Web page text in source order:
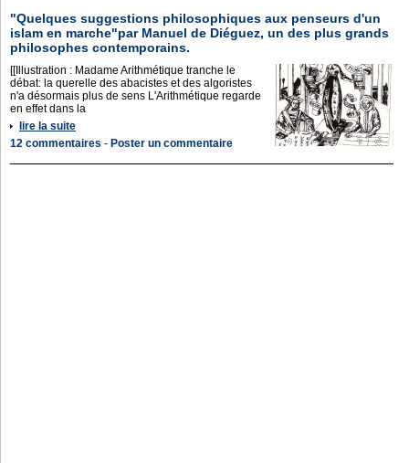
"Quelques suggestions philosophiques aux penseurs d'un
islam en marche"par Manuel de Diéguez, un des plus grands
philosophes contemporains.
[[Illustration : Madame Arithmétique tranche le
débat: la querelle des abacistes et des algoristes
n'a désormais plus de sens L'Arithmétique regarde
en effet dans la
lire la suite
12 commentaires - Poster un commentaire